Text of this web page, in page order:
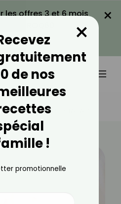
les offres 3 et 6 mois
LA PROMO
×
Les Pleurs De Mon Bébé ?
de nos
!
×
promotionnelle